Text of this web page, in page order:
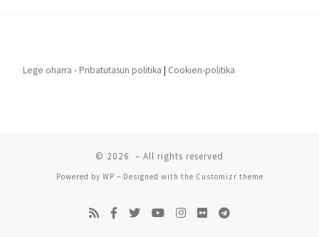
Lege oharra - Pribatutasun politika | Cookien-politika
© 2026 – All rights reserved
Powered by WP – Designed with the Customizr theme